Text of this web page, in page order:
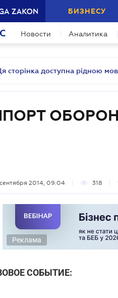
БИЗНЕСУ
Новости Аналитика
сторінка доступна рідною
2014, 09:04 318
Реклама
СОБЫТИЕ: